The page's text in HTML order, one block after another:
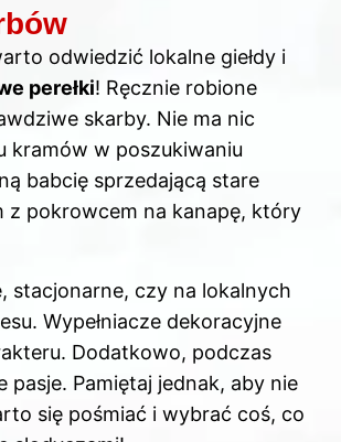
odwiedzić lokalne giełdy i
perełki! Ręcznie robione
skarby. Nie ma nic
kramów w poszukiwaniu
babcię sprzedającą stare
z pokrowcem na kanapę, który
stacjonarne, czy na lokalnych
Wypełniacze dekoracyjne
Dodatkowo, podczas
Pamiętaj jednak, aby nie
się pośmiać i wybrać coś, co